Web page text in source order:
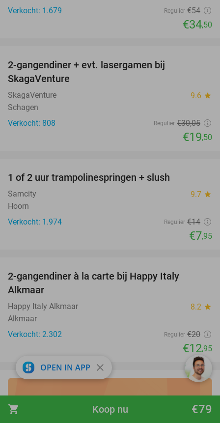
shopping_cart €79
Koop nu
Verkocht: 1.679
Regulier €54
€34,50
2-gangendiner + evt. lasergamen bij
SkagaVenture
SkagaVenture 9.6 star
Schagen
Verkocht: 808
Regulier €30,05
€19,50
1 of 2 uur trampolinespringen + slush
Samcity 9.7 star
Hoorn
Verkocht: 1.974
Regulier €14
€7,95
2-gangendiner à la carte bij Happy Italy
Alkmaar
Happy Italy Alkmaar 8.2 star
Alkmaar
Verkocht: 2.302
Regulier €20
€12,95
Ontdek de beste
vakantie
OPEN IN APP close